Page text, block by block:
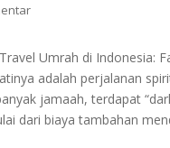
Umrah di Indonesia:
adalah perjalanan
jamaah, terdapat
dari biaya tambahan